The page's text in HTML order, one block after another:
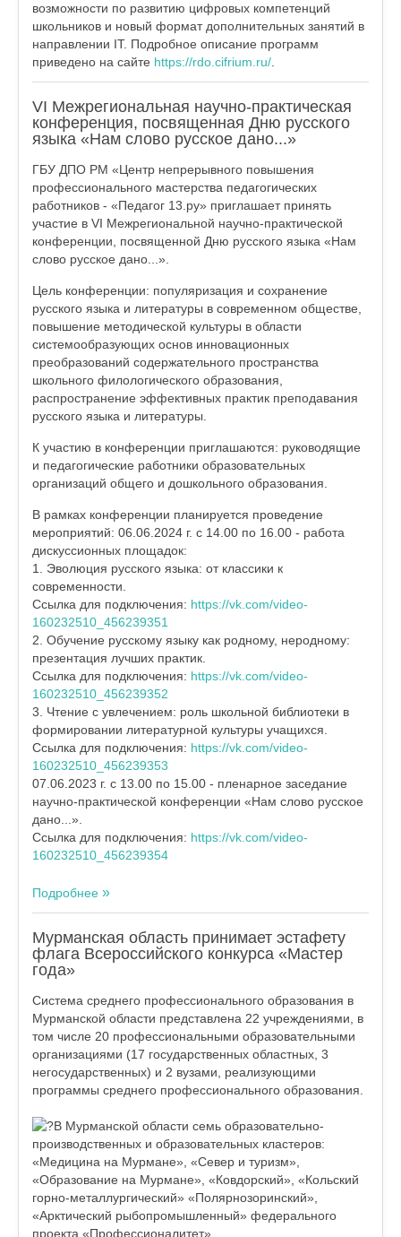
возможности по развитию цифровых компетенций
школьников и новый формат дополнительных занятий в
направлении IT. Подробное описание программ
приведено на сайте https://rdo.cifrium.ru/
VI Межрегиональная научно-практическая
конференция, посвященная Дню русского
языка «Нам слово русское дано...»
ГБУ ДПО РМ «Центр непрерывного повышения
профессионального мастерства педагогических
работников - «Педагог 13.ру» приглашает принять
участие в VI Межрегиональной научно-практической
конференции, посвященной Дню русского языка «Нам
слово русское дано...».
Цель конференции: популяризация и сохранение
русского языка и литературы в современном обществе,
повышение методической культуры в области
системообразующих основ инновационных
преобразований содержательного пространства
школьного филологического образования,
распространение эффективных практик преподавания
русского языка и литературы.
К участию в конференции приглашаются: руководящие
и педагогические работники образовательных
организаций общего и дошкольного образования.
В рамках конференции планируется проведение
мероприятий: 06.06.2024 г. с 14.00 по 16.00 - работа
дискуссионных площадок:
1. Эволюция русского языка: от классики к
современности.
Ссылка для подключения: https://vk.com/video-
160232510_456239351
2. Обучение русскому языку как родному, неродному:
презентация лучших практик.
Ссылка для подключения: https://vk.com/video-
160232510_456239352
3. Чтение с увлечением: роль школьной библиотеки в
формировании литературной культуры учащихся.
Ссылка для подключения: https://vk.com/video-
160232510_456239353
07.06.2023 г. с 13.00 по 15.00 - пленарное заседание
научно-практической конференции «Нам слово русское
дано...».
Ссылка для подключения: https://vk.com/video-
160232510_456239354
Подробнее
Мурманская область принимает эстафету
флага Всероссийского конкурса «Мастер
года»
Система среднего профессионального образования в
Мурманской области представлена 22 учреждениями, в
том числе 20 профессиональными образовательными
организациями (17 государственных областных, 3
негосударственных) и 2 вузами, реализующими
программы среднего профессионального образования.
В Мурманской области семь образовательно-
производственных и образовательных кластеров:
«Медицина на Мурмане», «Север и туризм»,
«Образование на Мурмане», «Ковдорский», «Кольский
горно-металлургический» «Полярнозоринский»,
«Арктический рыбопромышленный» федерального
проекта «Профессионалитет».